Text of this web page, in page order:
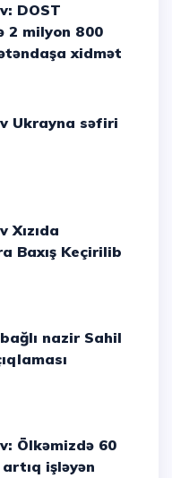
2 milyon 800
xidmət
Baxış Keçirilib
işləyən